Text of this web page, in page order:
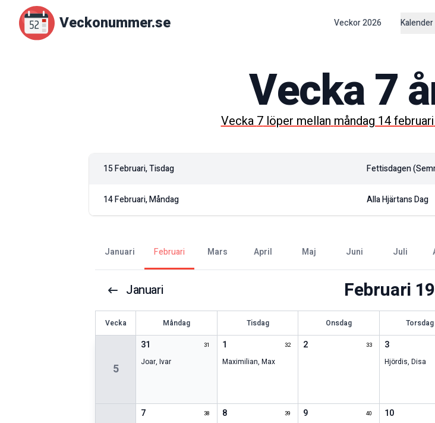
Veckonummer.se Veckor2026 Kalender
Vecka7
Vecka7löper mellanmåndag 14 februari
15 Februari, Tisdag Fettisdagen
14 Februari, Måndag Alla Hjärtans Dag
januari februari mars april maj juni juli
Januari Februari
Vecka Måndag Tisdag Onsdag Torsdag
5
31 31
Joar,Ivar
1 32
Maximilian, Max
2 33 3
Hjördis, Disa
7 38 8 39 9 40 10